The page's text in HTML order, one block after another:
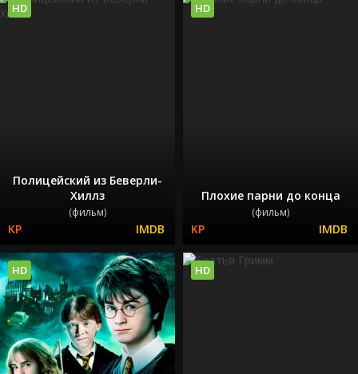
Полицейский из Беверли-
Хиллз
(фильм)
HD
Плохие парни до конца
(фильм)
HD
HD HD